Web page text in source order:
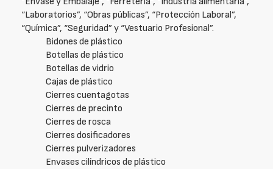
“Laboratorios”, “Obras públicas”, “Protección Laboral”,
“Química”, “Seguridad” y “Vestuario Profesional”.
Bidones de plástico
Botellas de plástico
Botellas de vidrio
Cajas de plástico
Cierres cuentagotas
Cierres de precinto
Cierres de rosca
Cierres dosificadores
Cierres pulverizadores
Envases cilíndricos de plástico